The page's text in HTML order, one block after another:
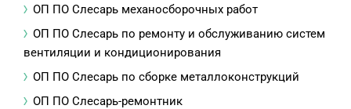
ОП ПО Слесарь механосборочных работ
ОП ПО Слесарь по ремонту и обслуживанию систем
вентиляции и кондиционирования
ОП ПО Слесарь по сборке металлоконструкций
ОП ПО Слесарь-ремонтник